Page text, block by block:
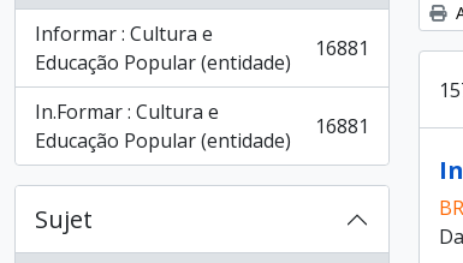
Informar : Cultura e
Educação Popular (entidade)
, 16881 résultats 16881
In.Formar : Cultura e
Educação Popular (entidade)
, 16881 résultats 16881
Sujet